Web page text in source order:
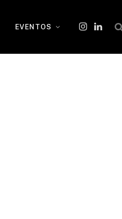
EVENTOS
Instagram
O